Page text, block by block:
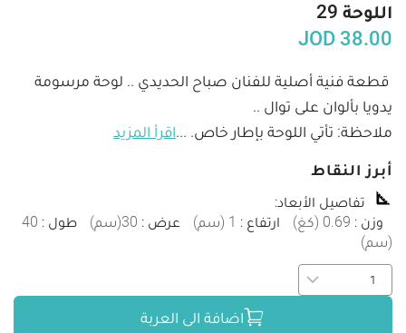
اللوحة 29
JOD 38.00
قطعة فنية أصلية للفنان صباح الحديدي .. لوحة مرسومة
ملاحظة: تأتي اللوحة بإطار خاص. ...اقرأ المزيد
أبرز النقاط
تفاصيل الأبعاد:
وزن :
0.69
(كغ) ارتفاع :
1
(سم) عرض :
30
(سم) طول :
40
(سم)
اضافة الى العربة